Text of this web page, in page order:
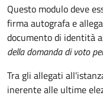
Questo modulo deve
firma autografa e
documento di identità
della domanda di voto
Tra gli allegati
inerente alle ultime